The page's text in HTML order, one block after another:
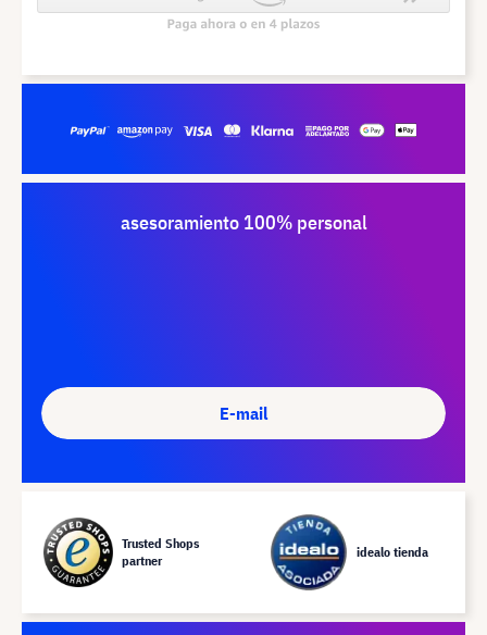
asesoramiento 100% personal
E-mail
Trusted Shops
partner
idealo tienda